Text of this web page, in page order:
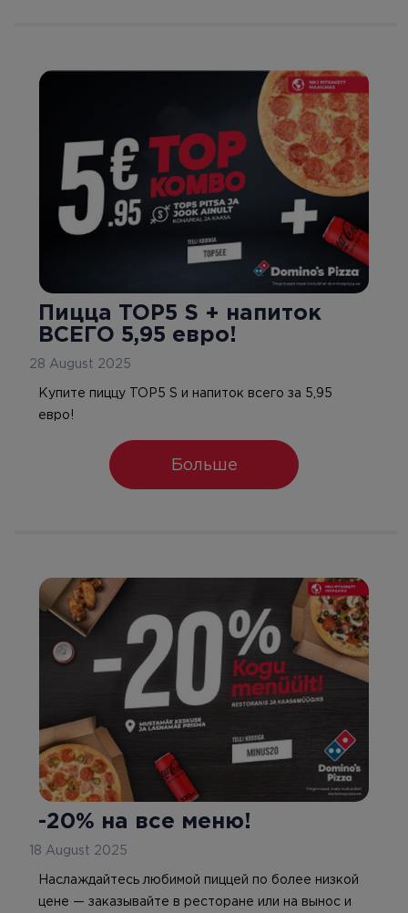
Пицца TOP5 S + напиток
ВСЕГО 5,95 евро!
28 August 2025
Купите пиццу TOP5 S и напиток всего за 5,95
евро!
Больше
-20% на все меню!
18 August 2025
Наслаждайтесь любимой пиццей по более низкой
цене — заказывайте в ресторане или на вынос и